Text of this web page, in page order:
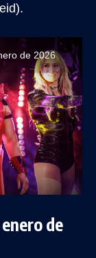
de 2026
de